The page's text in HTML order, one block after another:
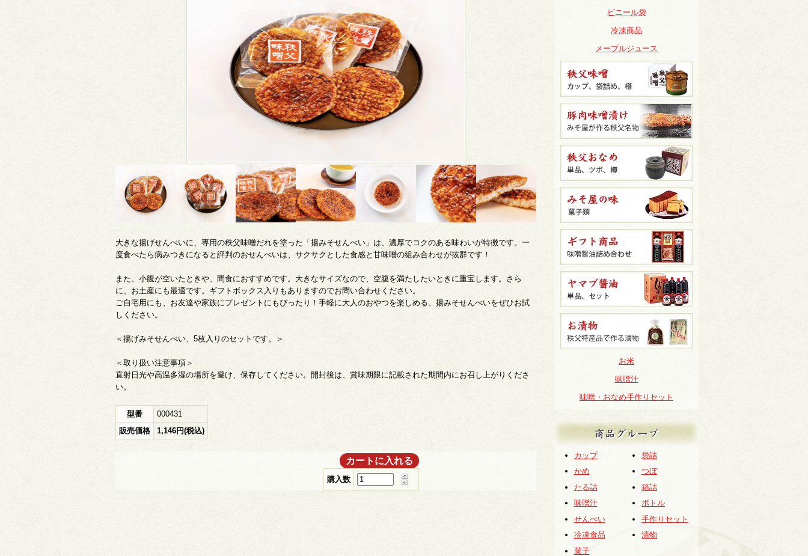
大きな揚げせんべいに、専用の秩父味噌だれを塗った「揚みそせんべい」は、濃厚でコクのある味わいが特徴です。一
度食べたら病みつきになると評判のおせんべいは、サクサクとした食感と甘味噌の組み合わせが抜群です！
また、小腹が空いたときや、間食におすすめです。大きなサイズなので、空腹を満たしたいときに重宝します。さら
に、お土産にも最適です。ギフトボックス入りもありますのでお問い合わせください。
ご自宅用にも、お友達や家族にプレゼントにもぴったり！手軽に大人のおやつを楽しめる、揚みそせんべいをぜひお試
しください。
＜揚げみそせんべい、5枚入りのセットです。＞
＜取り扱い注意事項＞
直射日光や高温多湿の場所を避け、保存してください。開封後は、賞味期限に記載された期間内にお召し上がりくださ
い。
型番
000431
販売価格
1,146円(税込)
購入数
ビニール袋
冷凍商品
メープルジュース
お米
味噌汁
味噌・おなめ手作りセット
カップ
袋詰
かめ
つぼ
たる詰
箱詰
味噌汁
ボトル
せんべい
手作りセット
冷凍食品
漬物
菓子